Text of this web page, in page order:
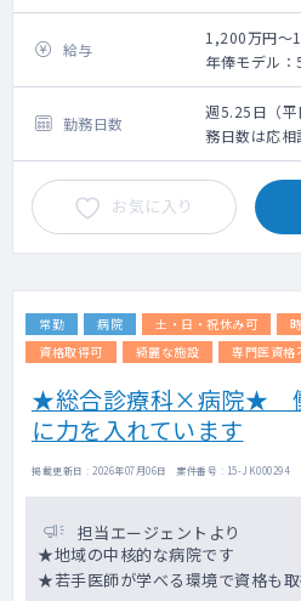
程
救急搬入数5
目） 3名体
年
外来と病棟管
一般内科外来
コマ。
内視鏡検査
空いた時間
オンコール
給与
1,200万円～
年俸モデル
円、15年目
勤務日数
週5.25日（
務日数は応相
お気に入り
常勤 病院 土・日・祝休み可
資格取得可
綺麗な施設 専門医資格
★総合診療科×病院★
に力を入れています
掲載更新日 : 2026年07月06日 案件番号 : 15-JK000294
担当エージェントより
★地域の中核的な病院です
★若手医師が学べる環境で資格も